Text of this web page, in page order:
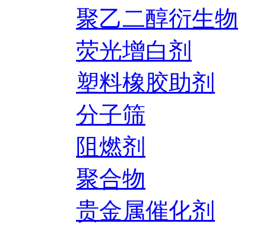
聚乙二醇衍生物
荧光增白剂
塑料橡胶助剂
分子筛
阻燃剂
聚合物
贵金属催化剂